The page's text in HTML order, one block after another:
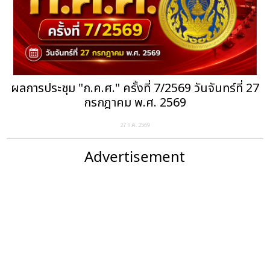
ผลการประชุม "ก.ค.ศ." ครั้งที่ 7/2569 วันจันทร์ที่ 27
กรกฎาคม พ.ศ. 2569
27 ก.ค. 2569
Advertisement